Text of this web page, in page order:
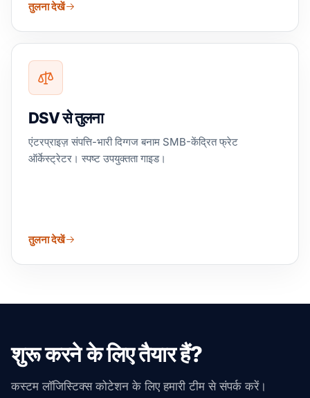
तुलना देखें
DSV से तुलना
एंटरप्राइज़ संपत्ति-भारी दिग्गज बनाम SMB-केंद्रित फ्रेट
ऑर्केस्ट्रेटर। स्पष्ट उपयुक्तता गाइड।
तुलना देखें
शुरू करने के लिए तैयार हैं?
कस्टम लॉजिस्टिक्स कोटेशन के लिए हमारी टीम से संपर्क करें।